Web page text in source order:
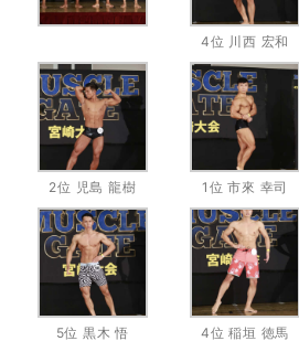
4位 川西 宏和
2位 児島 龍樹 1位 市來 幸司
5位 黒木 悟 4位 稲垣 徳馬